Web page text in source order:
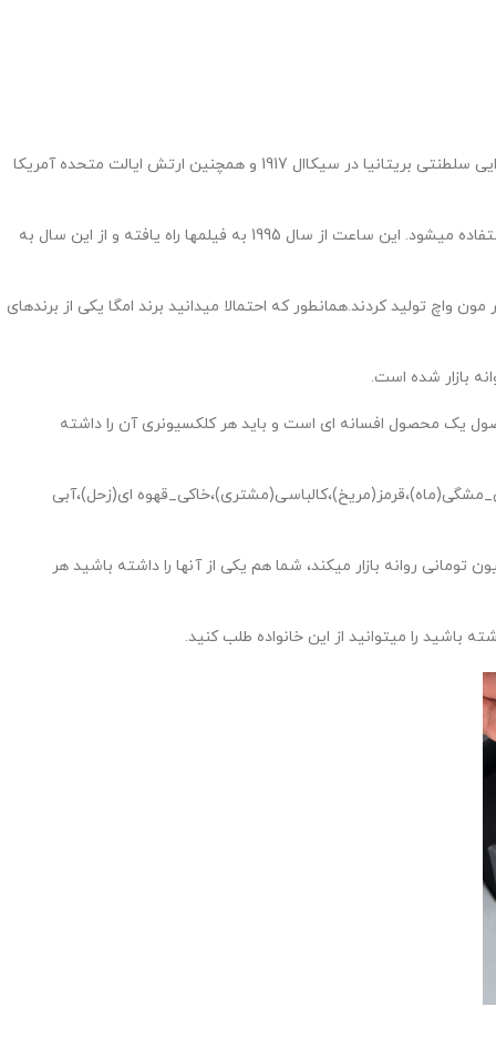
امگا شرکت ساعت سازی سوئیسی است.مرکز این شرکت در شهر بین سوئیس قرار دارد شرکت امگا هم اکنون جزء گروه سواچ محسوب می شود.ارتش هوایی سلطنتی بریتانیا در سیکاال 1917 و همچنین ارتش ایالت متحده آمریکا
همچنین این برند در سال 1969 توسط ناسا به عنوان اولین ساعت برای حضور در ماه برگزیده شد. از سال 1932 تنها از ساعتهای امگا در بازی های المپیک استفاده میشود. این ساعت از سال 1995 به فیلمها راه یافته و از این سال به
با الهام از امگا اسپیدمستر مون واچ تولید کردند.همانطور که احتمالا میدانید برند امگا یکی از برندهای
یک محصول افسانه ای است و باید هر کلکسیونری آن را داشته
ای(زحل)،آبی
روانه بازار میکند، شما هم یکی از آنها را داشته باشید هر
را میتوانید از این خانواده طلب کنید.